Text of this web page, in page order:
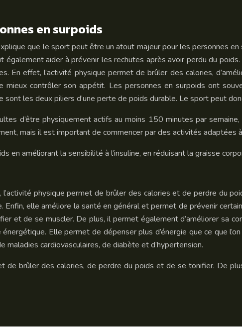
en surpoids
que le sport peut être un atout majeur pour les personnes
aider à prévenir les rechutes après avoir perdu du
En effet, l’activité physique permet de brûler des calories,
contrôler son appétit. Les personnes en surpoids ont
sont les deux piliers d’une perte de poids durable. Le sport peut
d’être physiquement actifs au moins 150 minutes par
mais il est important de commencer par des activités adaptées
en améliorant la sensibilité à l’insuline, en réduisant la graisse
physique permet de brûler des calories et de perdre du
Enfin, elle améliore la santé en général et permet de prévenir
et de se muscler. De plus, il permet également d’améliorer sa
Elle permet de dépenser plus d’énergie que ce que
cardiovasculaires, de diabète et d’hypertension.
brûler des calories, de perdre du poids et de se tonifier. De